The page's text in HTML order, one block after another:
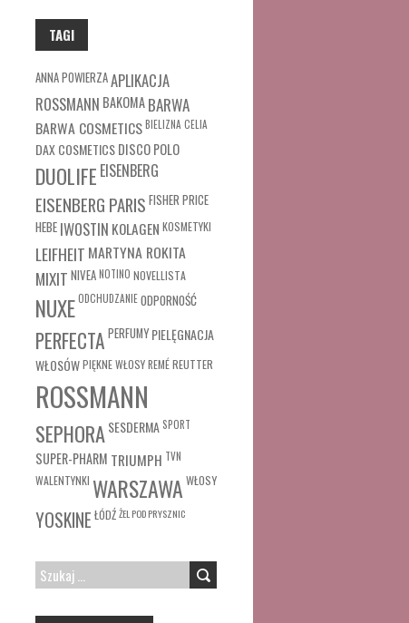
TAGI
ANNA POWIERZAAPLIKACJA
ROSSMANN BAKOMABARWA
BARWA COSMETICSBIELIZNA CELIA
DAX COSMETICSDISCO POLO
DUOLIFE EISENBERG
EISENBERG PARIS FISHER PRICE
HEBE IWOSTIN KOLAGEN KOSMETYKI
LEIFHEIT MARTYNA ROKITA
MIXIT NIVEANOTINO NOVELLISTA
NUXEODCHUDZANIEODPORNOŚĆ
PERFECTA PERFUMY PIELĘGNACJA
WŁOSÓWPIĘKNE WŁOSYREMÉREUTTER
ROSSMANN
SEPHORASESDERMA SPORT
SUPER-PHARM TRIUMPH TVN
WALENTYNKI WARSZAWA WŁOSY
YOSKINE ŁÓDŹŻEL POD PRYSZNIC
SZUKAJ: